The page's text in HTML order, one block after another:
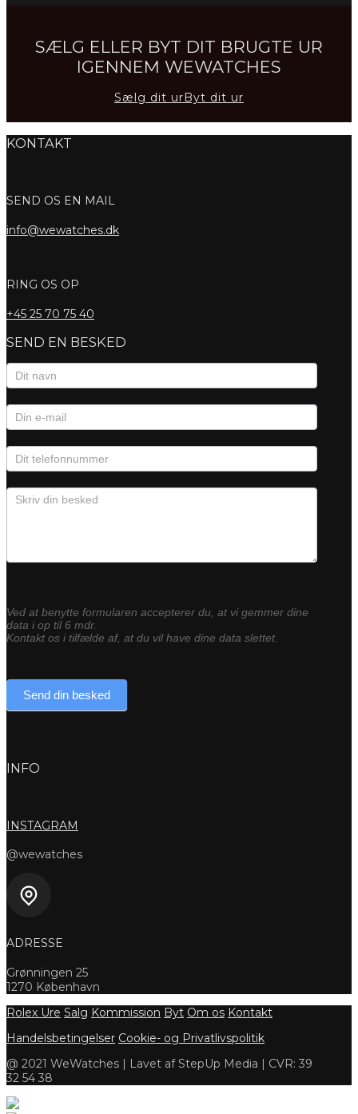
SÆLG ELLER BYT DIT BRUGTE UR
IGENNEM WEWATCHES
Sælg dit urByt dit ur
KONTAKT
SEND OS EN MAIL
info@wewatches.dk
RING OS OP
+45 25 70 75 40
SEND EN BESKED
Kontaktformular
Ved at benytte formularen accepterer du, at vi gemmer dine
data i op til 6 mdr.
Kontakt os i tilfælde af, at du vil have dine data slettet.
Send din besked
INFO
INSTAGRAM
@wewatches
ADRESSE
Grønningen 25
1270 København
Rolex Ure Salg Kommission Byt Om os Kontakt
Handelsbetingelser Cookie- og Privatlivspolitik
@ 2021 WeWatches | Lavet af StepUp Media | CVR: 39
32 54 38